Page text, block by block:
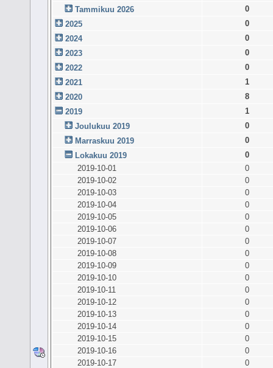
Tammikuu 2026
0
2025
0
2024
0
2023
0
2022
0
2021
1
2020
8
2019
1
Joulukuu 2019
0
Marraskuu 2019
0
Lokakuu 2019
0
2019-10-01
0
2019-10-02
0
2019-10-03
0
2019-10-04
0
2019-10-05
0
2019-10-06
0
2019-10-07
0
2019-10-08
0
2019-10-09
0
2019-10-10
0
2019-10-11
0
2019-10-12
0
2019-10-13
0
2019-10-14
0
2019-10-15
0
2019-10-16
0
2019-10-17
0